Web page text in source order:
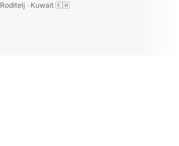
Roditelj · Kuwait 🇰🇼